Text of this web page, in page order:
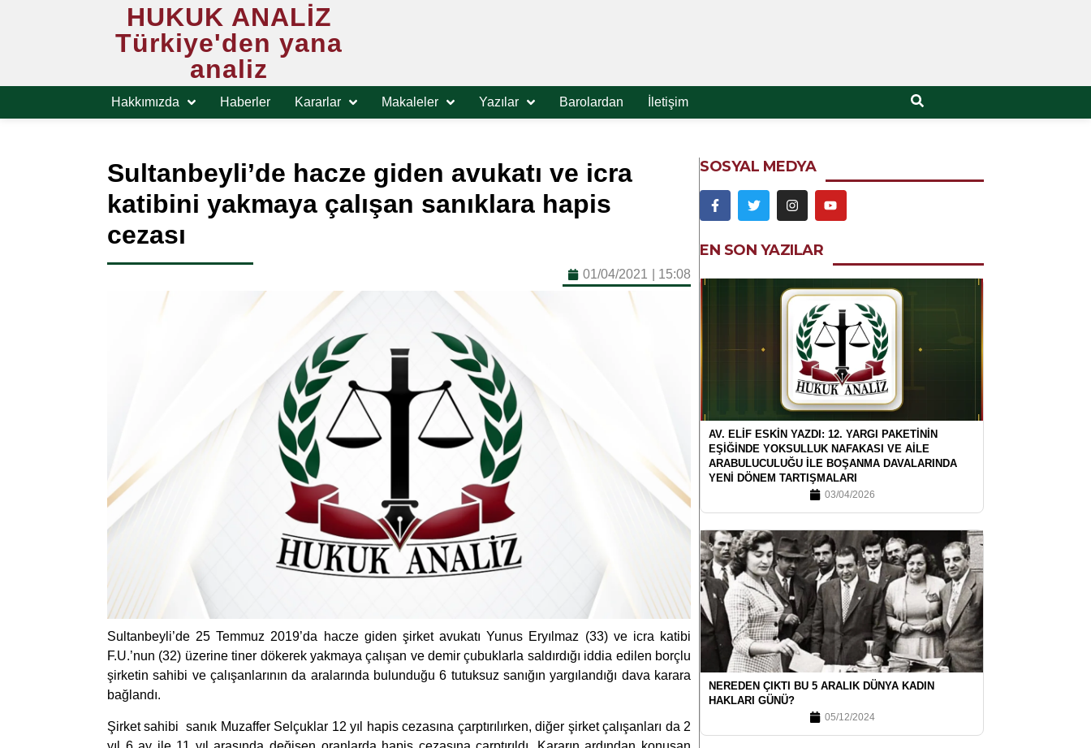
HUKUK ANALİZ
Türkiye'den yana
analiz
Hakkımızda Haberler Kararlar Makaleler Yazılar Barolardan İletişim
Sultanbeyli’de hacze giden avukatı ve icra
katibini yakmaya çalışan sanıklara hapis
cezası
01/04/2021 15:08
Sultanbeyli’de 25 Temmuz 2019’da hacze giden şirket avukatı Yunus Eryılmaz (33) ve icra katibi
F.U.’nun (32) üzerine tiner dökerek yakmaya çalışan ve demir çubuklarla saldırdığı iddia edilen borçlu
şirketin sahibi ve çalışanlarının da aralarında bulunduğu 6 tutuksuz sanığın yargılandığı dava karara
bağlandı.
Şirket sahibi sanık Muzaffer Selçuklar 12 yıl hapis cezasına çarptırılırken, diğer şirket çalışanları da 2
SOSYAL MEDYA
EN SON YAZILAR
AV. ELİF ESKİN YAZDI: 12. YARGI PAKETİNİN
EŞİĞİNDE YOKSULLUK NAFAKASI VE AİLE
ARABULUCULUĞU İLE BOŞANMA DAVALARINDA
YENİ DÖNEM TARTIŞMALARI
03/04/2026
NEREDEN ÇIKTI BU 5 ARALIK DÜNYA KADIN
HAKLARI GÜNÜ?
05/12/2024